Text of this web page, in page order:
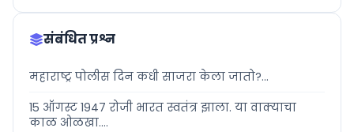
संबंधित प्रश्न
महाराष्ट्र पोलीस दिन कधी साजरा केला जातो?...
15 ऑगस्ट 1947 रोजी भारत स्वतंत्र झाला. या वाक्याचा
काळ ओळखा....